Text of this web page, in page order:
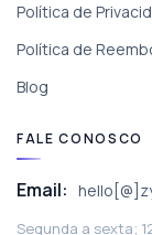
Política de
Política de
Blog
FALE CONOSCO
Email:
Segunda a sexta;